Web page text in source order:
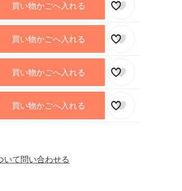
買い物かごへ入れる
買い物かごへ入れる
買い物かごへ入れる
買い物かごへ入れる
いて問い合わせる